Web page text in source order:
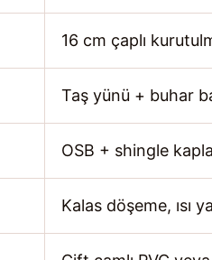
16 cm çaplı
Taş yünü + buhar
OSB + shingle
Kalas döşeme, ısı